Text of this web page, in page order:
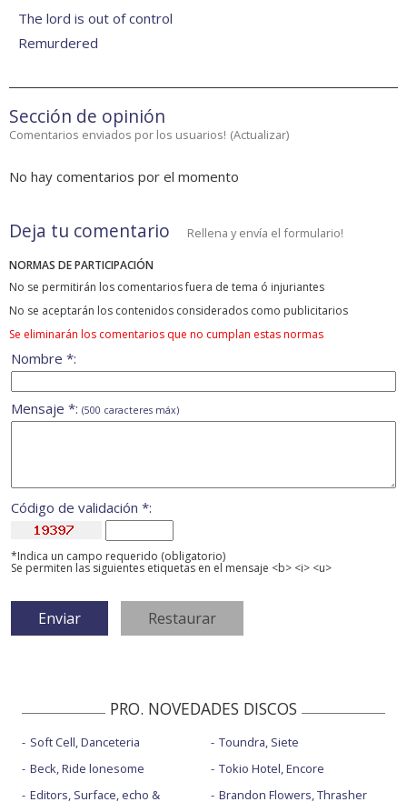
The lord is out of control
Remurdered
Sección de opinión
Comentarios enviados por los usuarios! (Actualizar)
No hay comentarios por el momento
Deja tu comentario Rellena y envía el formulario!
NORMAS DE PARTICIPACIÓN
No se permitirán los comentarios fuera de tema ó injuriantes
No se aceptarán los contenidos considerados como publicitarios
Se eliminarán los comentarios que no cumplan estas normas
Nombre *:
Mensaje *: (500 caracteres máx)
Código de validación *:
*Indica un campo requerido (obligatorio)
Se permiten las siguientes etiquetas en el mensaje <b> <i> <u>
PRO. NOVEDADES DISCOS
Soft Cell, Danceteria
Beck, Ride lonesome
Editors, Surface, echo &
Toundra, Siete
Tokio Hotel, Encore
Brandon Flowers, Thrasher